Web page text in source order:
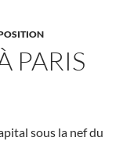
PARIS
sous la nef du